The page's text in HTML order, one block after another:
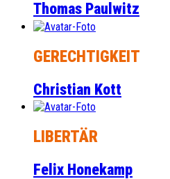
Thomas Paulwitz
GERECHTIGKEIT
Christian Kott
LIBERTÄR
Felix Honekamp